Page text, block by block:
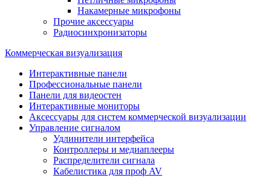
Накамерные микрофоны
Прочие аксессуары
Радиосинхронизаторы
Коммерческая визуализация
Интерактивные панели
Профессиональные панели
Панели для видеостен
Интерактивные мониторы
Аксессуары для систем коммерческой визуализации
Управление сигналом
Удлинители интерфейса
Контроллеры и медиаплееры
Распределители сигнала
Кабелистика для проф AV